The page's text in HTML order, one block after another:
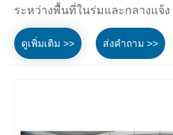
ระหว่างพื้นที่ในร่มและกลางแจ้ง
ดูเพิ่มเติม >> ส่งคำถาม >>